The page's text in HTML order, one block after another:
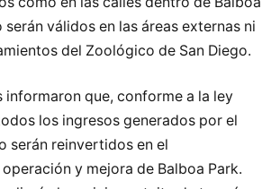
serán válidos en las áreas externas ni
del Zoológico de San Diego.
informaron que, conforme a la ley
los ingresos generados por el
serán reinvertidos en el
y mejora de Balboa Park.